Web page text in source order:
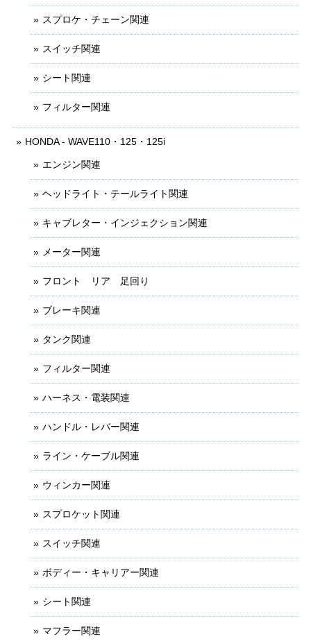
スプロケ・チェーン関連
スイッチ関連
シート関連
フィルター関連
HONDA - WAVE110・125・125i
エンジン関連
ヘッドライト・テールライト関連
キャブレター・インジェクション関連
メーター関連
フロント リア 足回り
ブレーキ関連
タンク関連
フィルター関連
ハーネス・電装関連
ハンドル・レバー関連
ライン・ケーブル関連
ウィンカー関連
スプロケット関連
スイッチ関連
ボディー・キャリアー関連
シート関連
マフラー関連